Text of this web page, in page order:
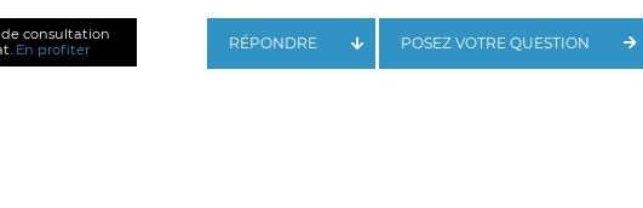
consultation
En profiter POSEZ VOTRE QUESTION
RÉPONDRE